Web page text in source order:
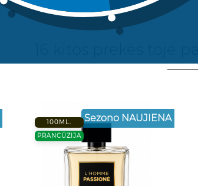
100ML.
PRANCŪZIJA
Sezono NAUJIENA